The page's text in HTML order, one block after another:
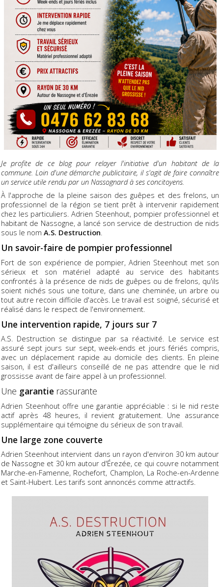
Je profite de ce blog pour relayer l'initiative d'un habitant de la
commune. Loin d'une démarche publicitaire, il s'agit de faire connaître
un service utile rendu par un Nassognard à ses concitoyens.
À l'approche de la pleine saison des guêpes et des frelons, un
professionnel de la région se tient prêt à intervenir rapidement
chez les particuliers. Adrien Steenhout, pompier professionnel et
habitant de Nassogne, a lancé son service de destruction de nids
sous le nom A.S. Destruction.
Un savoir-faire de pompier professionnel
Fort de son expérience de pompier, Adrien Steenhout met son
sérieux et son matériel adapté au service des habitants
confrontés à la présence de nids de guêpes ou de frelons, qu'ils
soient nichés sous une toiture, dans une cheminée, un arbre ou
tout autre recoin difficile d'accès. Le travail est soigné, sécurisé et
réalisé dans le respect de l'environnement.
Une intervention rapide, 7 jours sur 7
A.S. Destruction se distingue par sa réactivité. Le service est
assuré sept jours sur sept, week-ends et jours fériés compris,
avec un déplacement rapide au domicile des clients. En pleine
saison, il est d'ailleurs conseillé de ne pas attendre que le nid
grossisse avant de faire appel à un professionnel.
Une garantie rassurante
Adrien Steenhout offre une garantie appréciable : si le nid reste
actif après 48 heures, il revient gratuitement. Une assurance
supplémentaire qui témoigne du sérieux de son travail.
Une large zone couverte
Adrien Steenhout intervient dans un rayon d'environ 30 km autour
de Nassogne et 30 km autour d'Érezée, ce qui couvre notamment
Marche-en-Famenne, Rochefort, Champlon, La Roche-en-Ardenne
et Saint-Hubert. Les tarifs sont annoncés comme attractifs.